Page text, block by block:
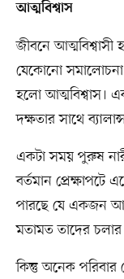
আত্মবিশ্বাস
জীবনে
যেকোনো সমালোচনা
হলো আত্মবিশ্বাস।
দক্ষতার সাথে
একটা সময় পুরুষ
বর্তমান
পারছে যে একজন
মতামত তাদের
কিন্তু অনেক